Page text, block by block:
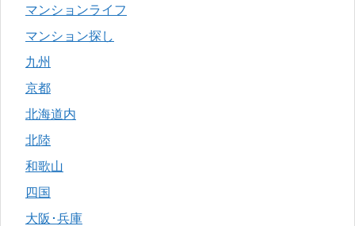
マンションライフ
マンション探し
九州
京都
北海道内
北陸
和歌山
四国
大阪･兵庫